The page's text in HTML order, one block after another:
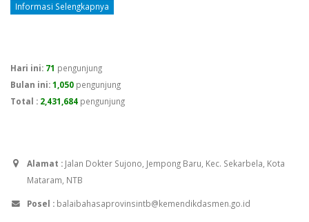
Informasi Selengkapnya
Hari ini: 71 pengunjung
Bulan ini:1,050 pengunjung
Total : 2,431,684 pengunjung
Alamat : Jalan Dokter Sujono, Jempong Baru, Kec. Sekarbela, Kota
Mataram, NTB
Posel : balaibahasaprovinsintb@kemendikdasmen.go.id